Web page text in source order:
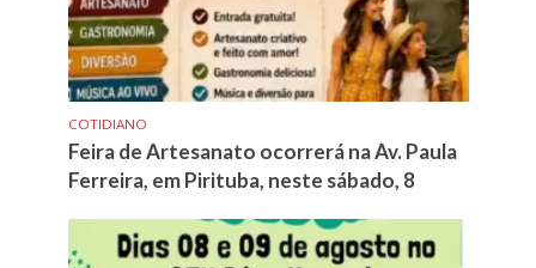
COTIDIANO
Feira de Artesanato ocorrerá na Av. Paula
Ferreira, em Pirituba, neste sábado, 8